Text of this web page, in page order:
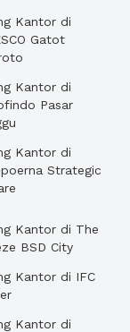
Kantor di
Gatot
Kantor di
Pasar
Kantor di
Strategic
Kantor di The
BSD City
Kantor di IFC
Kantor di